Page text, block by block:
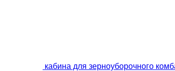
кабина для зерноуборочного